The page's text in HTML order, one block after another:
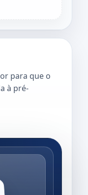
para que o
à pré-